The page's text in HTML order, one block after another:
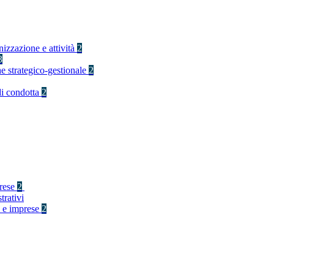
e attività 2
strategico-gestionale 2
condotta 2
2
imprese 2